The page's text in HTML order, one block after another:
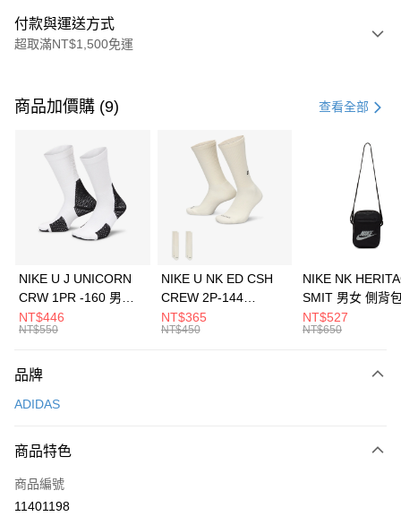
付款與運送方式
超取滿NT$1,500免運
信用卡一次付款
3 期 0 利率 每期 21家銀行
合作金庫商業銀行
第一商業銀行
華南商業銀行
彰化商業銀行
上海商業儲蓄銀行
元大商業銀行
台灣樂天信用卡公司
Apple Pay
全盈+PAY
AFTEE先享後付
【關於「AFTEE先享後付」】
便利好安心！
３．安心：先確認商品／服務後，再付款。
【「AFTEE先享後付」結帳流程】
１．於結帳方式選擇「AFTEE先享後付」後，將跳轉至「AFTEE先享後付」
運送方式
每筆NT$100，滿NT$1,500(含以上)免運費
宅配
每筆NT$100，滿NT$1,500(含以上)免運費
商品加價購 (9) 查看全部
NIKE U J UNICORN
CRW 1PR -160 男女
中統襪 FZ3393100
NT$446
NT$550
NIKE U NK ED CSH
CREW 2P-144
EMBRDY 男女 短統襪
FZ3073133
NT$365
NT$450
NIKE NK
SMIT 男女 側背
BA5871010
NT$527
NT$650
品牌
ADIDAS
商品特色
商品編號
11401198